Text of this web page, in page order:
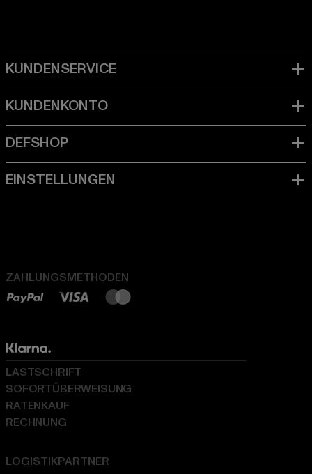
ZAHLUNGSMETHODEN
LOGISTIKPARTNER
LASTSCHRIFT
SOFORTÜBERWEISUNG
RATENKAUF
RECHNUNG